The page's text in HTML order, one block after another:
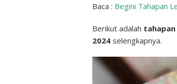
Baca : Begini Tahapan
Berikut adalah
2024 selengkapnya.